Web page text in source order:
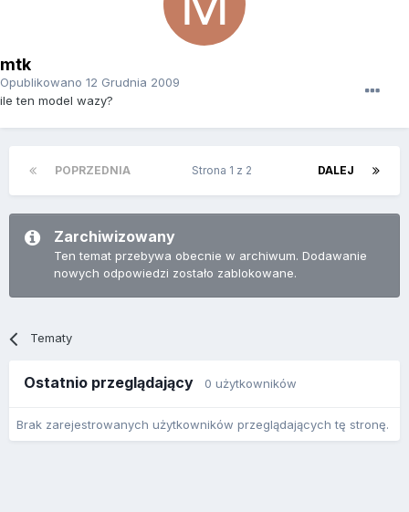
mtk
Opublikowano 12 Grudnia 2009
ile ten model wazy?
POPRZEDNIA DALEJ
Strona 1 z 2
Zarchiwizowany
Ten temat przebywa obecnie w archiwum. Dodawanie
nowych odpowiedzi zostało zablokowane.
Tematy
Ostatnio przeglądający 0 użytkowników
Brak zarejestrowanych użytkowników przeglądających tę stronę.